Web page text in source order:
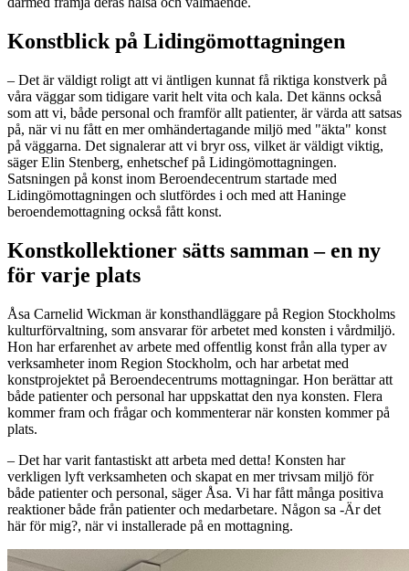
Konstblick på Lidingömottagningen
– Det är väldigt roligt att vi äntligen kunnat få riktiga konstverk på
våra väggar som tidigare varit helt vita och kala. Det känns också
som att vi, både personal och framför allt patienter, är värda att satsas
på, när vi nu fått en mer omhändertagande miljö med "äkta" konst
på väggarna. Det signalerar att vi bryr oss, vilket är väldigt viktig,
säger Elin Stenberg, enhetschef på Lidingömottagningen.
Satsningen på konst inom Beroendecentrum startade med
Lidingömottagningen och slutfördes i och med att Haninge
beroendemottagning också fått konst.
Konstkollektioner sätts samman – en ny
för varje plats
Åsa Carnelid Wickman är konsthandläggare på Region Stockholms
kulturförvaltning, som ansvarar för arbetet med konsten i vårdmiljö.
Hon har erfarenhet av arbete med offentlig konst från alla typer av
verksamheter inom Region Stockholm, och har arbetat med
konstprojektet på Beroendecentrums mottagningar. Hon berättar att
både patienter och personal har uppskattat den nya konsten. Flera
kommer fram och frågar och kommenterar när konsten kommer på
plats.
– Det har varit fantastiskt att arbeta med detta! Konsten har
verkligen lyft verksamheten och skapat en mer trivsam miljö för
både patienter och personal, säger Åsa. Vi har fått många positiva
reaktioner både från patienter och medarbetare. Någon sa -Är det
här för mig?, när vi installerade på en mottagning.